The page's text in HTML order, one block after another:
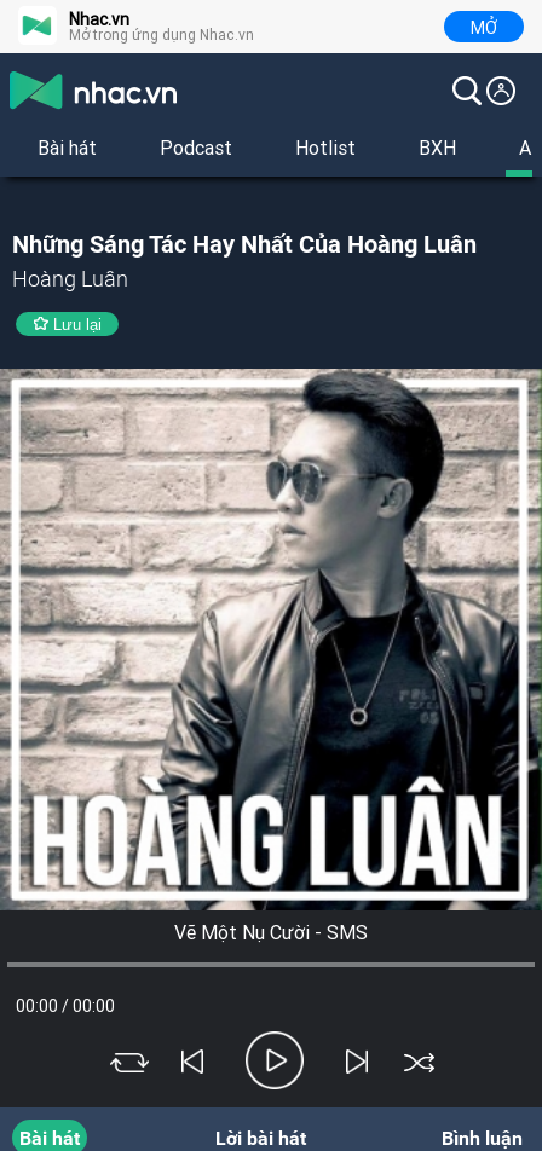
Nhac.vn
Mở trong ứng dụng Nhac.vn MỞ
Bài hát Podcast Hotlist BXH
Những Sáng Tác Hay Nhất Của Hoàng Luân
Hoàng Luân
Lưu lại
Vẽ Một Nụ Cười - SMS
00:00 /00:00
Bài hát Lời bài hát Bình luận